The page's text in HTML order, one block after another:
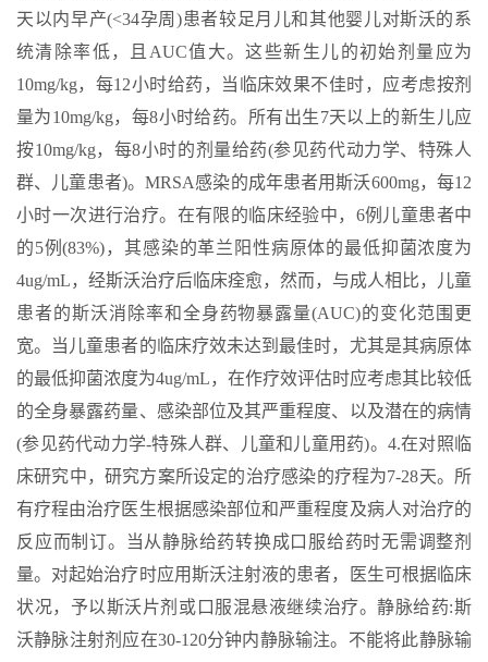
天以内早产(<34孕周)患者较足月儿和其他婴儿对斯沃的系
统清除率低，且AUC值大。这些新生儿的初始剂量应为
10mg/kg，每12小时给药，当临床效果不佳时，应考虑按剂
量为10mg/kg，每8小时给药。所有出生7天以上的新生儿应
按10mg/kg，每8小时的剂量给药(参见药代动力学、特殊人
群、儿童患者)。MRSA感染的成年患者用斯沃600mg，每12
小时一次进行治疗。在有限的临床经验中，6例儿童患者中
的5例(83%)，其感染的革兰阳性病原体的最低抑菌浓度为
4ug/mL，经斯沃治疗后临床痊愈，然而，与成人相比，儿童
患者的斯沃消除率和全身药物暴露量(AUC)的变化范围更
宽。当儿童患者的临床疗效未达到最佳时，尤其是其病原体
的最低抑菌浓度为4ug/mL，在作疗效评估时应考虑其比较低
的全身暴露药量、感染部位及其严重程度、以及潜在的病情
(参见药代动力学-特殊人群、儿童和儿童用药)。4.在对照临
床研究中，研究方案所设定的治疗感染的疗程为7-28天。所
有疗程由治疗医生根据感染部位和严重程度及病人对治疗的
反应而制订。当从静脉给药转换成口服给药时无需调整剂
量。对起始治疗时应用斯沃注射液的患者，医生可根据临床
状况，予以斯沃片剂或口服混悬液继续治疗。静脉给药:斯
沃静脉注射剂应在30-120分钟内静脉输注。不能将此静脉输